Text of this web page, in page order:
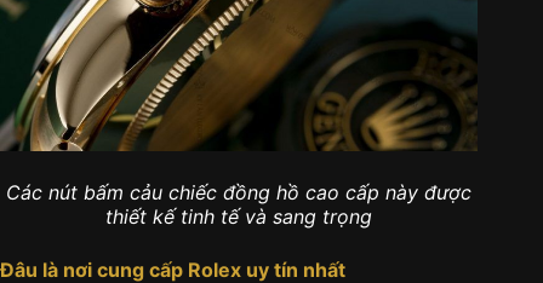
Các nút bấm cảu chiếc đồng hồ cao cấp này được
thiết kế tinh tế và sang trọng
Đâu là nơi cung cấp Rolex uy tín nhất